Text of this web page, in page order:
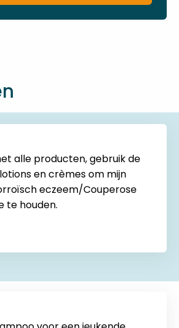
alle producten, gebruik de
en crèmes om mijn
eczeem/Couperose
te houden.